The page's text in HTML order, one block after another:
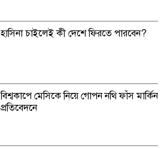
হাসিনা চাইলেই কী দেশে ফিরতে পারবেন?
বিশ্বকাপে মেসিকে নিয়ে গোপন নথি ফাঁস মার্কিন
প্রতিবেদনে